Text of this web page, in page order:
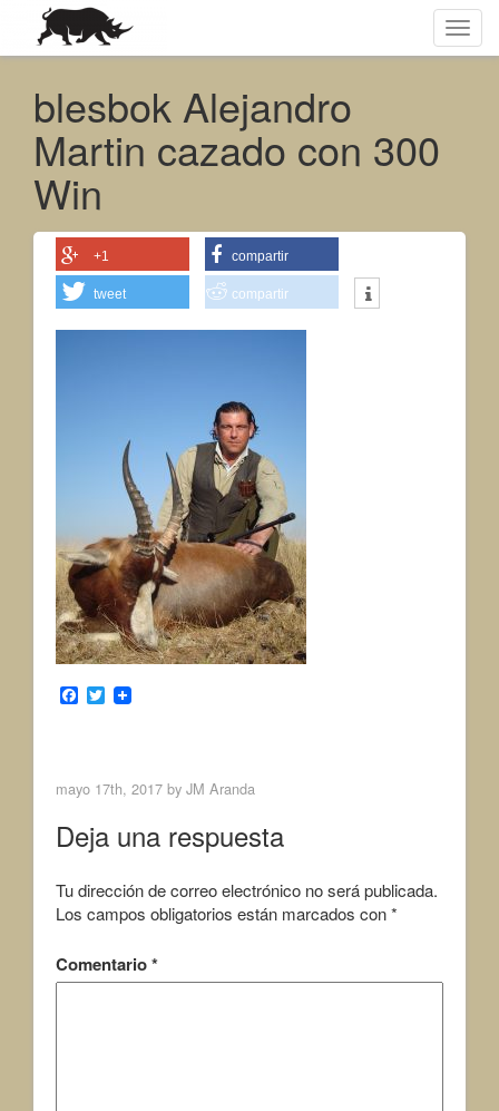
blesbok Alejandro
Martin cazado con 300
Win
+1 compartir
tweet compartir
F
a
o
o
T
w
e
r
mayo 17th, 2017 by JM Aranda
Deja una respuesta
Tu dirección de correo electrónico no será publicada.
Los campos obligatorios están marcados con*
Comentario*